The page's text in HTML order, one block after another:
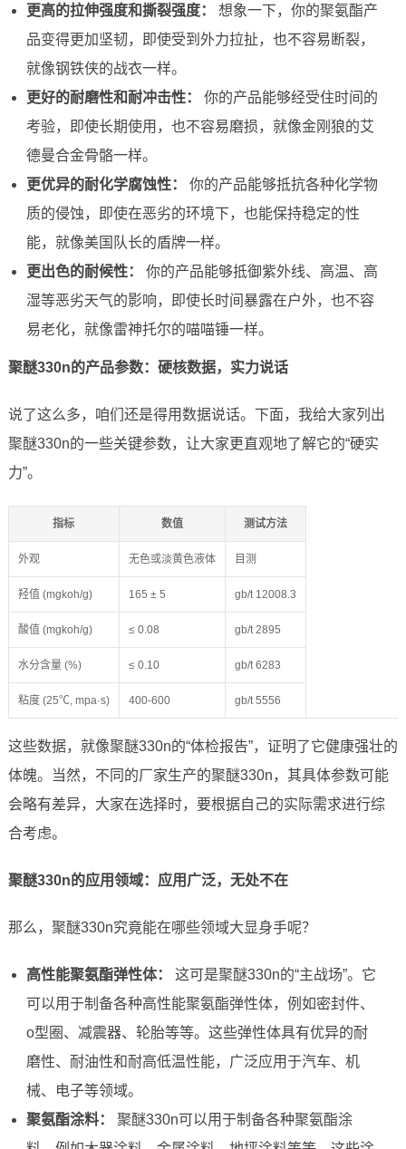
更高的拉伸强度和撕裂强度：
想象一下，你的聚氨酯产
品变得更加坚韧，即使受到外力拉扯，也不容易断裂，
就像钢铁侠的战衣一样。
更好的耐磨性和耐冲击性：
你的产品能够经受住时间的
考验，即使长期使用，也不容易磨损，就像金刚狼的艾
德曼合金骨骼一样。
更优异的耐化学腐蚀性：
你的产品能够抵抗各种化学物
质的侵蚀，即使在恶劣的环境下，也能保持稳定的性
能，就像美国队长的盾牌一样。
更出色的耐候性：
你的产品能够抵御紫外线、高温、高
湿等恶劣天气的影响，即使长时间暴露在户外，也不容
易老化，就像雷神托尔的喵喵锤一样。
聚醚330n的产品参数：硬核数据，实力说话
说了这么多，咱们还是得用数据说话。下面，我给大家列出
聚醚330n的一些关键参数，让大家更直观地了解它的“硬实
力”。
指标 数值 测试方法
外观 无色或淡黄色液体 目测
羟值 (mgkoh/g) 165 ± 5 gb/t 12008.3
酸值 (mgkoh/g) ≤ 0.08 gb/t 2895
水分含量 (%) ≤ 0.10 gb/t 6283
粘度 (25℃, mpa·s) 400-600 gb/t 5556
这些数据，就像聚醚330n的“体检报告”，证明了它健康强壮的
体魄。当然，不同的厂家生产的聚醚330n，其具体参数可能
会略有差异，大家在选择时，要根据自己的实际需求进行综
合考虑。
聚醚330n的应用领域：应用广泛，无处不在
那么，聚醚330n究竟能在哪些领域大显身手呢？
高性能聚氨酯弹性体：
这可是聚醚330n的“主战场”。它
可以用于制备各种高性能聚氨酯弹性体，例如密封件、
o型圈、减震器、轮胎等等。这些弹性体具有优异的耐
磨性、耐油性和耐高低温性能，广泛应用于汽车、机
械、电子等领域。
聚氨酯涂料：
聚醚330n可以用于制备各种聚氨酯涂